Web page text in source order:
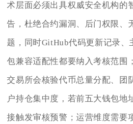
术层面必须出具权威安全机构的
告，杜绝合约漏洞、后门权限、
题，同时GitHub代码更新记录、
包兼容适配性都要纳入考核范围
交易所会核验代币总量分配、团
户持仓集中度，若前五大钱包地
接触发审核预警；运营维度需要